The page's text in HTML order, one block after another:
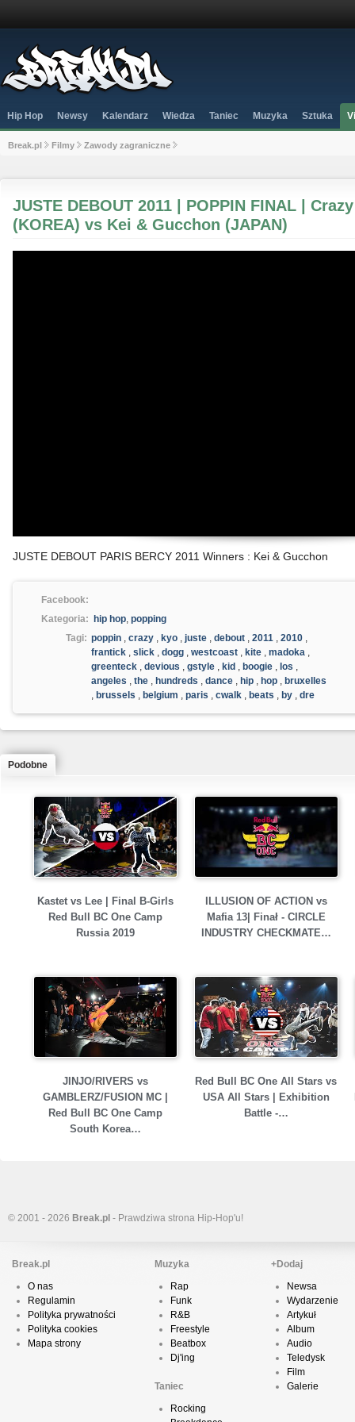
Hip Hop Newsy Kalendarz Wiedza Taniec Muzyka Sztuka
Break.pl Filmy Zawody zagraniczne
JUSTE DEBOUT 2011 | POPPIN FINAL |
(KOREA) vs Kei & Gucchon (JAPAN)
JUSTE DEBOUT PARIS BERCY 2011 Winners : Kei & Gucchon
Facebook:
Kategoria:
hip hop, popping
Tagi: poppin , crazy , kyo , juste , debout , 2011 , 2010 ,
frantick , slick , dogg , westcoast , kite , madoka ,
greenteck , devious , gstyle , kid , boogie , los ,
angeles , the , hundreds , dance , hip , hop , bruxelles
, brussels , belgium , paris , cwalk , beats , by , dre
Podobne
Kastet vs Lee | Final B-Girls
Red Bull BC One Camp
Russia 2019
ILLUSION OF ACTION vs
Mafia 13| Finał - CIRCLE
INDUSTRY CHECKMATE…
JINJO/RIVERS vs
GAMBLERZ/FUSION MC |
Red Bull BC One Camp
South Korea…
Red Bull BC One All Stars vs
USA All Stars | Exhibition
Battle -…
© 2001 - 2026 Break.pl - Prawdziwa strona Hip-Hop'u!
Break.pl
O nas
Regulamin
Polityka prywatności
Polityka cookies
Mapa strony
Muzyka
Rap
Funk
R&B
Freestyle
Beatbox
Dj'ing
Taniec
Rocking
+Dodaj
Newsa
Wydarzenie
Artykuł
Album
Audio
Teledysk
Film
Galerie